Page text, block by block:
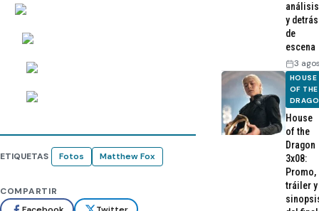
ETIQUETAS Fotos Matthew Fox
COMPARTIR
análisis
y detrás
de
escena
3
HOUSE
OF THE
House
of the
Dragon
3x08:
Promo,
tráiler y